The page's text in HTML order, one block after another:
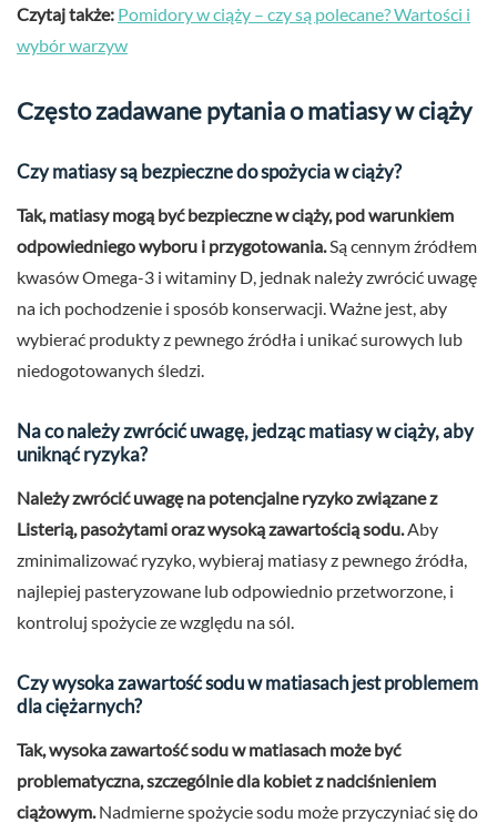
Czytaj także: Pomidory w ciąży – czy są polecane? Wartości i
wybór warzyw
Często zadawane pytania o matiasy w ciąży
Czy matiasy są bezpieczne do spożycia w ciąży?
Tak, matiasy mogą być bezpieczne w ciąży, pod warunkiem
odpowiedniego wyboru i przygotowania. Są cennym źródłem
kwasów Omega-3 i witaminy D, jednak należy zwrócić uwagę
na ich pochodzenie i sposób konserwacji. Ważne jest, aby
wybierać produkty z pewnego źródła i unikać surowych lub
niedogotowanych śledzi.
Na co należy zwrócić uwagę, jedząc matiasy w ciąży, aby
uniknąć ryzyka?
Należy zwrócić uwagę na potencjalne ryzyko związane z
Listerią, pasożytami oraz wysoką zawartością sodu. Aby
zminimalizować ryzyko, wybieraj matiasy z pewnego źródła,
najlepiej pasteryzowane lub odpowiednio przetworzone, i
kontroluj spożycie ze względu na sól.
Czy wysoka zawartość sodu w matiasach jest problemem
dla ciężarnych?
Tak, wysoka zawartość sodu w matiasach może być
problematyczna, szczególnie dla kobiet z nadciśnieniem
ciążowym. Nadmierne spożycie sodu może przyczyniać się do